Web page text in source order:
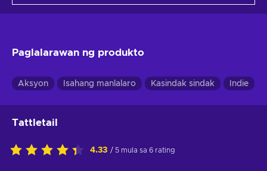
Paglalarawan ng produkto
Aksyon Isahang manlalaro Kasindak sindak Indie
Tattletail
4.33 / 5 mula sa 6 rating